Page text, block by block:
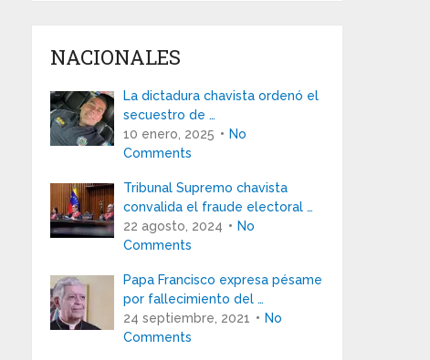
NACIONALES
La dictadura chavista ordenó el
secuestro de …
10 enero, 2025
No
Comments
Tribunal Supremo chavista
convalida el fraude electoral …
22 agosto, 2024
No
Comments
Papa Francisco expresa pésame
por fallecimiento del …
24 septiembre, 2021
No
Comments